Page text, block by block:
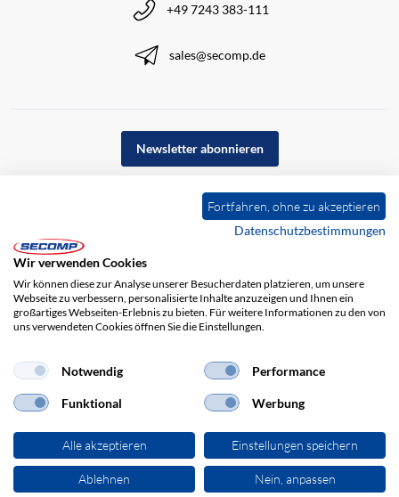
+49 7243 383-111
sales@secomp.de
Newsletter abonnieren
Impressum Haftungsausschluss
© 2026 SECOMP Electronic Components GmbH. Alle Rechte vorbehalten.
Fortfahren, ohne zu akzeptieren
Datenschutzbestimmungen
Wir verwenden Cookies
Wir können diese zur Analyse unserer Besucherdaten platzieren, um unsere
Webseite zu verbessern, personalisierte Inhalte anzuzeigen und Ihnen ein
großartiges Webseiten-Erlebnis zu bieten. Für weitere Informationen zu den von
uns verwendeten Cookies öffnen Sie die Einstellungen.
Notwendig Performance
Funktional Werbung
Alle akzeptieren Einstellungen speichern
Ablehnen Nein, anpassen